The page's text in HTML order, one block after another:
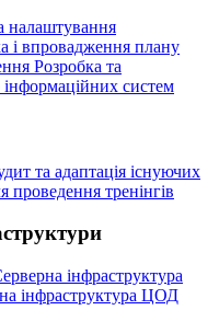
налаштування
і впровадження плану
Розробка та
систем
та адаптація існуючих
проведення тренінгів
інфраструктура
інфраструктура ЦОД